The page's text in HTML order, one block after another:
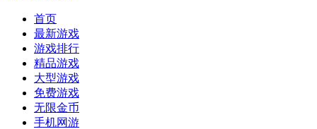
首页
最新游戏
游戏排行
精品游戏
大型游戏
免费游戏
无限金币
手机网游